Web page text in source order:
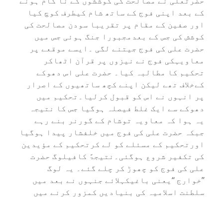
کے بعد اپنی فوج کے ساتھ شام کیطرف کوچ کیا
اور صفین کے مقام پر تقریبا سودن مصالحت کی
کوشش کی جس کے بعدمجبورا جنگ ہوئی جس میں
حضرت علی کی فوج جیتنے لگی ۔ایسے موقعے پر
معاویہکی فوج نے نیزوں پر قرآن اٹھاکر
تحکیم کا مطالبہ کیا۔ حضرت علی اس دھوکے
کےخلاف تھے لیکن اپنے کچھ ساتھیوں کے اصرار
پر انہوں نے اس کو قبول کرلیا۔تحکیم میں
دھوکے سے ایک غلط فیصلہ ہوگیا جس کا نتیجہ
یہ ہوا کہ معاویہ توشام کے گورنر بنے رہے
جبکہ حضرت علی کی فوج میں خلفشار پیدا ہوگیا
اورتحکیم کے مسئلے کو لے کرتحکیم کے مؤیدین
کی تکفیر شروع ہوگئی۔نتیجۃً کافیلوگ حضرت
علی کی فوج کو چھوڑ کر چلے گئے۔ یہ لوگ
’’خوارج ‘‘یعنی باغیکہلائے جنہوں نے بعد میں
سلطنت اسلامیہ کی بنیادیں کمزور کرنے میں